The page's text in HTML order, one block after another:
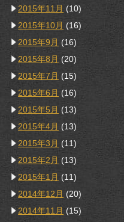
2015年11月 (10)
2015年10月 (16)
2015年9月 (16)
2015年8月 (20)
2015年7月 (15)
2015年6月 (16)
2015年5月 (13)
2015年4月 (13)
2015年3月 (11)
2015年2月 (13)
2015年1月 (11)
2014年12月 (20)
2014年11月 (15)